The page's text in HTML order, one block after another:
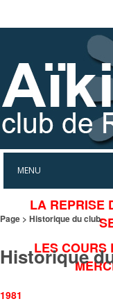
MENU
LA REPRISE
LES COURS
Page > Historique du club
Historique
1981